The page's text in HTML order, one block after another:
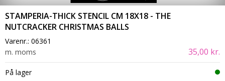
STAMPERIA-THICK STENCIL CM 18X18 - THE
NUTCRACKER CHRISTMAS BALLS
Varenr.: 06361
m. moms
35,00 kr.
På lager